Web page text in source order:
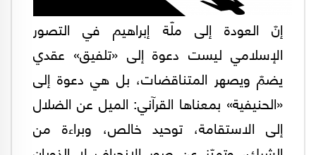
إنّ العودة إلى ملّة إبراهيم في التصور
الإسلامي ليست دعوة إلى «تلفيق» عقدي
يضمّ ويصهر المتناقضات، بل هي دعوة إلى
«الحنيفية» بمعناها القرآني: الميل عن الضلال
إلى الاستقامة، توحيد خالص، وبراءة من